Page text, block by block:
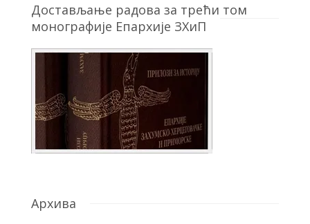
Достављање радова за трећи том
монографије Епархије ЗХиП
Архива